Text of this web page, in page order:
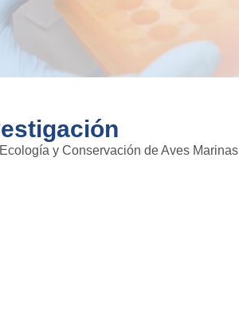
y Conservación de Aves Marinas